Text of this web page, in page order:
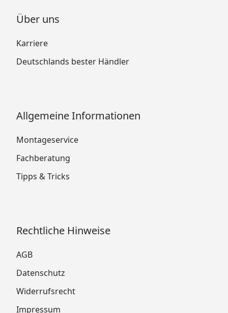
Über uns
Karriere
Deutschlands bester Händler
Allgemeine Informationen
Montageservice
Fachberatung
Tipps & Tricks
Rechtliche Hinweise
AGB
Datenschutz
Widerrufsrecht
Impressum